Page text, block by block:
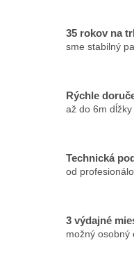
35 rokov na
sme stabilný
Rýchle
až do 6m dĺžky
Technická
od
3 výdajné
možný osobný